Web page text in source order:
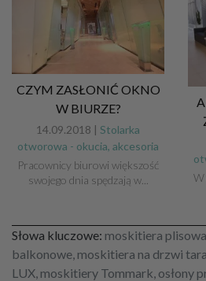
CZYM ZASŁONIĆ OKNO
W BIURZE?
14.09.2018 | Stolarka
otworowa - okucia, akcesoria
Pracownicy biurowi większość
swojego dnia spędzają w...
W
Słowa kluczowe: moskitiera
balkonowe, moskitiera na drzwi
LUX, moskitiery Tommark, osłony